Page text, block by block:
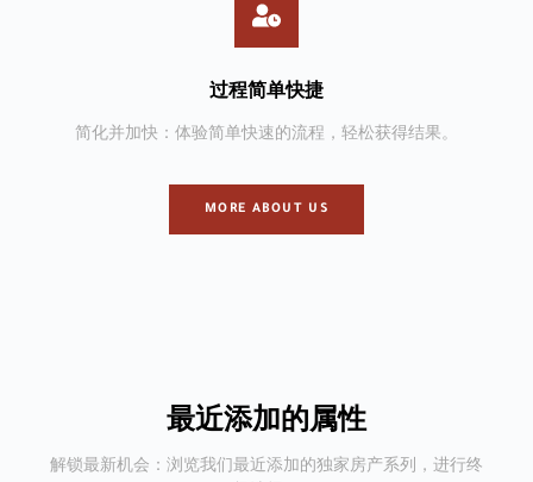
过程简单快捷
简化并加快：体验简单快速的流程，轻松获得结果。
MORE ABOUT US
最近添加的属性
解锁最新机会：浏览我们最近添加的独家房产系列，进行终